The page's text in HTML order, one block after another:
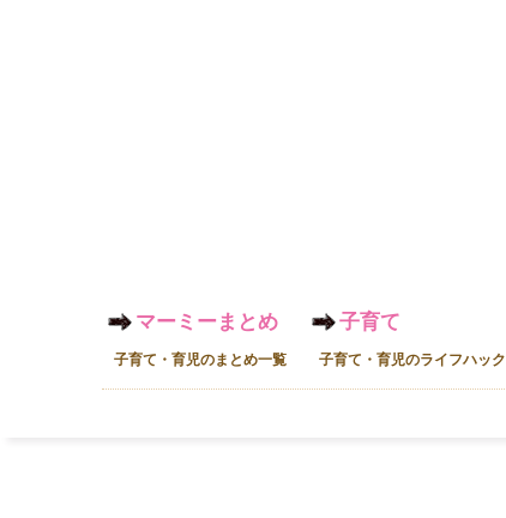
マーミーまとめ
子育て・育児のまとめ一覧
子育て
子育て・育児のライフハック